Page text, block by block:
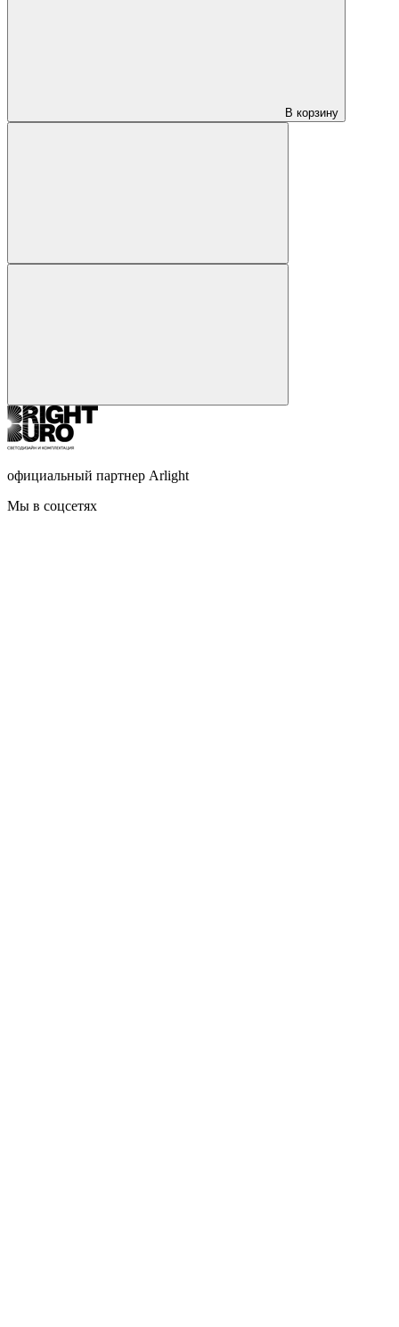
В корзину
официальный партнер Arlight
Мы в соцсетях